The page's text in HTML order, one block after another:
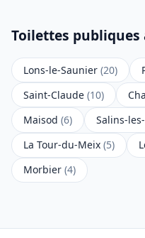
Toilettes
Lons-le-Saunier (20)
Saint-Claude (10)
Maisod (6) Salins-
La Tour-du-Meix (5)
Morbier (4)